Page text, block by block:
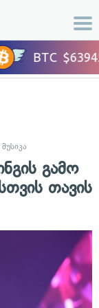
მუსიკა
გამო
თავის